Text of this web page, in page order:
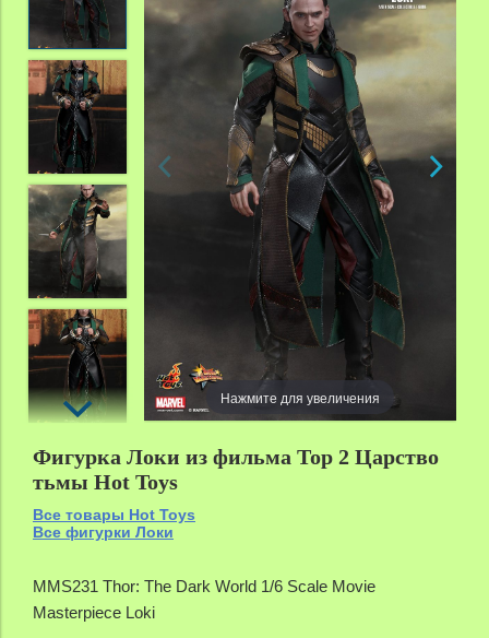
Нажмите для увеличения
Фигурка Локи из фильма Тор 2 Царство
тьмы Hot Toys
Все товары Hot Toys
Все фигурки Локи
MMS231 Thor: The Dark World 1/6 Scale Movie
Masterpiece Loki